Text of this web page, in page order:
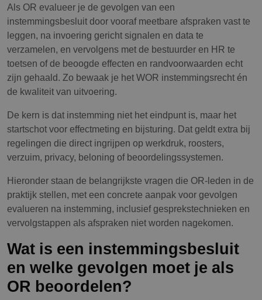
Als OR evalueer je de gevolgen van een
instemmingsbesluit door vooraf meetbare afspraken vast te
leggen, na invoering gericht signalen en data te
verzamelen, en vervolgens met de bestuurder en HR te
toetsen of de beoogde effecten en randvoorwaarden echt
zijn gehaald. Zo bewaak je het WOR instemmingsrecht én
de kwaliteit van uitvoering.
De kern is dat instemming niet het eindpunt is, maar het
startschot voor effectmeting en bijsturing. Dat geldt extra bij
regelingen die direct ingrijpen op werkdruk, roosters,
verzuim, privacy, beloning of beoordelingssystemen.
Hieronder staan de belangrijkste vragen die OR-leden in de
praktijk stellen, met een concrete aanpak voor gevolgen
evalueren na instemming, inclusief gesprekstechnieken en
vervolgstappen als afspraken niet worden nagekomen.
Wat is een instemmingsbesluit
en welke gevolgen moet je als
OR beoordelen?